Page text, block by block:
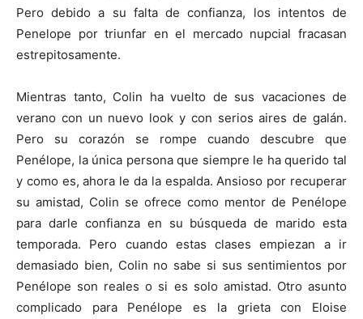
Pero debido a su falta de confianza, los intentos de
Penelope por triunfar en el mercado nupcial fracasan
estrepitosamente.
Mientras tanto, Colin ha vuelto de sus vacaciones de
verano con un nuevo look y con serios aires de galán.
Pero su corazón se rompe cuando descubre que
Penélope, la única persona que siempre le ha querido tal
y como es, ahora le da la espalda. Ansioso por recuperar
su amistad, Colin se ofrece como mentor de Penélope
para darle confianza en su búsqueda de marido esta
temporada. Pero cuando estas clases empiezan a ir
demasiado bien, Colin no sabe si sus sentimientos por
Penélope son reales o si es solo amistad. Otro asunto
complicado para Penélope es la grieta con Eloise